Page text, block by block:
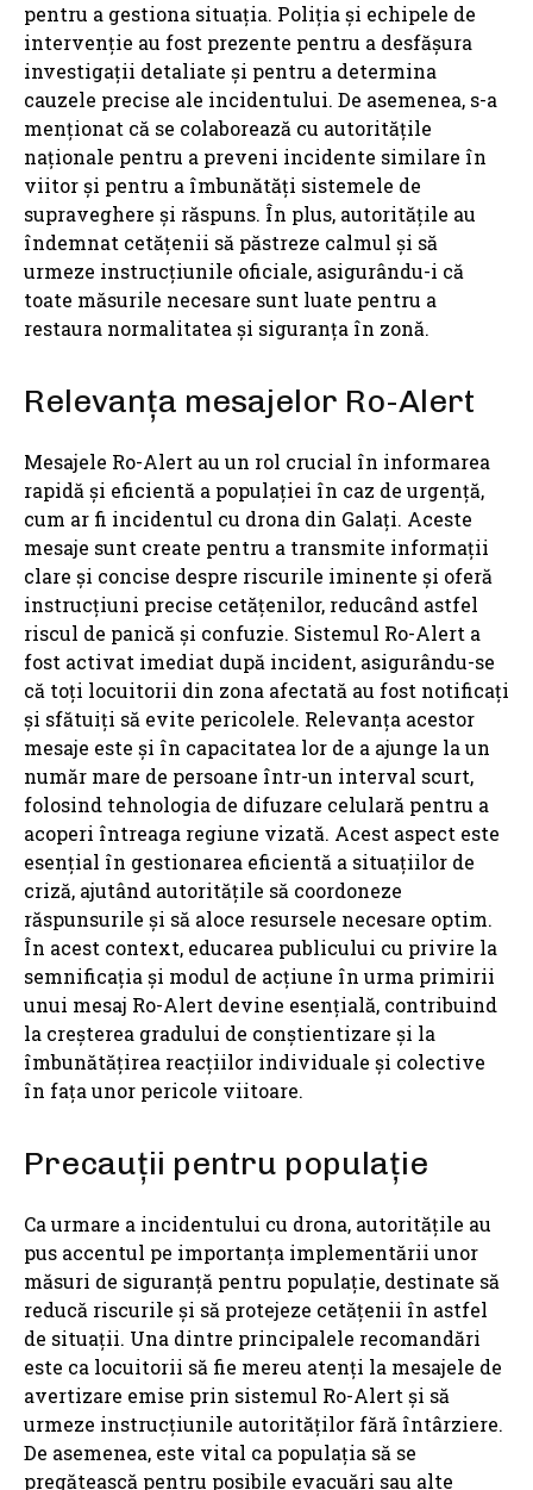
pentru a gestiona situația. Poliția și echipele de
intervenție au fost prezente pentru a desfășura
investigații detaliate și pentru a determina
cauzele precise ale incidentului. De asemenea, s-a
menționat că se colaborează cu autoritățile
naționale pentru a preveni incidente similare în
viitor și pentru a îmbunătăți sistemele de
supraveghere și răspuns. În plus, autoritățile au
îndemnat cetățenii să păstreze calmul și să
urmeze instrucțiunile oficiale, asigurându-i că
toate măsurile necesare sunt luate pentru a
restaura normalitatea și siguranța în zonă.
Relevanța mesajelor Ro-Alert
Mesajele Ro-Alert au un rol crucial în informarea
rapidă și eficientă a populației în caz de urgență,
cum ar fi incidentul cu drona din Galați. Aceste
mesaje sunt create pentru a transmite informații
clare și concise despre riscurile iminente și oferă
instrucțiuni precise cetățenilor, reducând astfel
riscul de panică și confuzie. Sistemul Ro-Alert a
fost activat imediat după incident, asigurându-se
că toți locuitorii din zona afectată au fost notificați
și sfătuiți să evite pericolele. Relevanța acestor
mesaje este și în capacitatea lor de a ajunge la un
număr mare de persoane într-un interval scurt,
folosind tehnologia de difuzare celulară pentru a
acoperi întreaga regiune vizată. Acest aspect este
esențial în gestionarea eficientă a situațiilor de
criză, ajutând autoritățile să coordoneze
răspunsurile și să aloce resursele necesare optim.
În acest context, educarea publicului cu privire la
semnificația și modul de acțiune în urma primirii
unui mesaj Ro-Alert devine esențială, contribuind
la creșterea gradului de conștientizare și la
îmbunătățirea reacțiilor individuale și colective
în fața unor pericole viitoare.
Precauții pentru populație
Ca urmare a incidentului cu drona, autoritățile au
pus accentul pe importanța implementării unor
măsuri de siguranță pentru populație, destinate să
reducă riscurile și să protejeze cetățenii în astfel
de situații. Una dintre principalele recomandări
este ca locuitorii să fie mereu atenți la mesajele de
avertizare emise prin sistemul Ro-Alert și să
urmeze instrucțiunile autorităților fără întârziere.
De asemenea, este vital ca populația să se
pregătească pentru posibile evacuări sau alte